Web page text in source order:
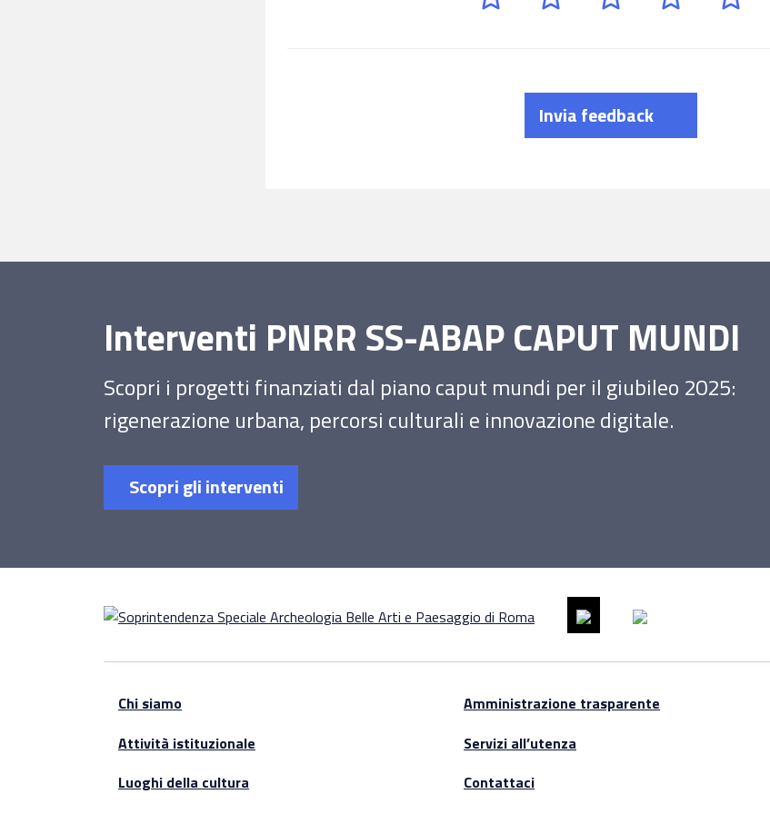
Invia feedback
Interventi PNRR SS-ABAP CAPUT MUNDI
Scopri i progetti finanziati dal piano caput mundi per il giubileo 2025:
rigenerazione urbana, percorsi culturali e innovazione digitale.
Scopri gli interventi
Chi siamo
Attività istituzionale
Luoghi della cultura
Amministrazione trasparente
Servizi all’utenza
Contattaci